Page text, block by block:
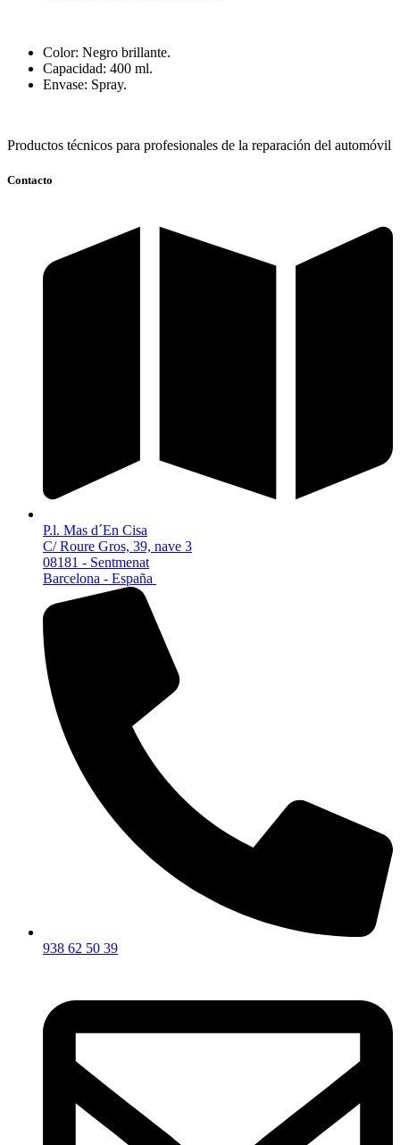
Color: Negro brillante.
Capacidad: 400 ml.
Envase: Spray.
Productos técnicos para profesionales de la reparación del automóvil
Contacto
P.l. Mas d´En Cisa
C/ Roure Gros, 39, nave 3
08181 - Sentmenat
Barcelona - España
938 62 50 39